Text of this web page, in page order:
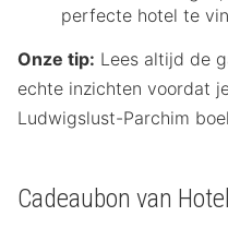
perfecte hotel te
Onze tip: Lees altijd de
echte inzichten voordat
Ludwigslust-Parchim
Cadeaubon van